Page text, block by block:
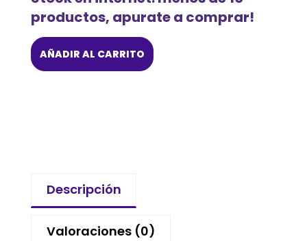
productos, apurate a comprar!
AÑADIR AL CARRITO
Descripción
Valoraciones (0)